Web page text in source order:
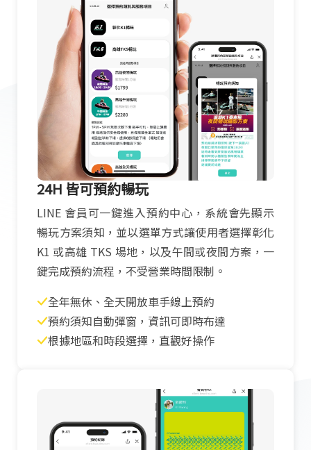
24H 皆可預約暢玩
LINE 會員可一鍵進入預約中心，系統會先顯示
暢玩方案須知，並以選單方式讓使用者選擇彰化
K1 或高雄 TKS 場地，以及午間或夜間方案，一
鍵完成預約流程，不受營業時間限制。
全年無休、全天開放車手線上預約
預約須知自動彈窗，資訊可即時布達
根據地區和時段選擇，直觀好操作